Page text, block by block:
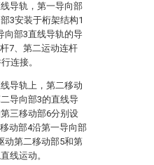
导轨，第一导向部
3安装于桁架结构1
向部3直线导轨的导
7、第二运动连杆
连接。
导轨上，第二移动
导向部3的直线导
三移动部6分别设
动部4沿第一导向部
动第二移动部5和第
线运动。